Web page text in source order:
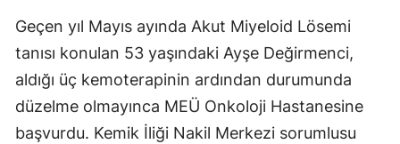
Geçen yıl Mayıs ayında Akut Miyeloid Lösemi
tanısı konulan 53 yaşındaki Ayşe Değirmenci,
aldığı üç kemoterapinin ardından durumunda
düzelme olmayınca MEÜ Onkoloji Hastanesine
başvurdu. Kemik İliği Nakil Merkezi sorumlusu